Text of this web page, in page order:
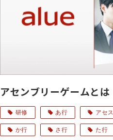
アセンブリーゲームとは
研修 あ行 アセ
か行 さ行 た行